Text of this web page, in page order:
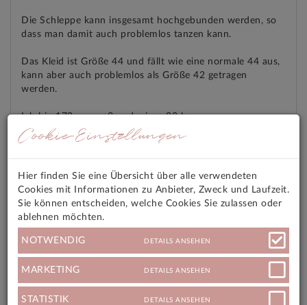
Die Schleppe kann insgesamt hochgebunden werden, so
dass man damit auch problemlos tanzen kann.
Das Kleid ist Größe 44 und fällt wie eine normale 44 aus,
kann aber auch problemlos als Größe 42 getragen
werden.
Ich bin 172 cm groß und wiege 83 kg.
Ich habe das Kleid im Juli 23 gekauft und im September
23 zur Hochzeit getragen.
Das Brautkleid wurde minimal gekürzt und die Korsage
wurde etwas ein- bzw. enger genäht, was aber jederzeit
wieder rückgängig gemacht werden kann, eben je nach
Bedarf.
Ich habe das Kleid professionell reinigen lassen.
Das Kleid ist in einem sehr guten bzw. neuwertigen
Zustand und weist keinerlei Mängel oder Ähnliches auf.
Cookie-Einstellungen
Hier finden Sie eine Übersicht über alle verwendeten
Cookies mit Informationen zu Anbieter, Zweck und Laufzeit.
Sie können entscheiden, welche Cookies Sie zulassen oder
ablehnen möchten.
NOTWENDIG DETAILS ANSEHEN
MARKETING DETAILS ANSEHEN
STATISTIK DETAILS ANSEHEN